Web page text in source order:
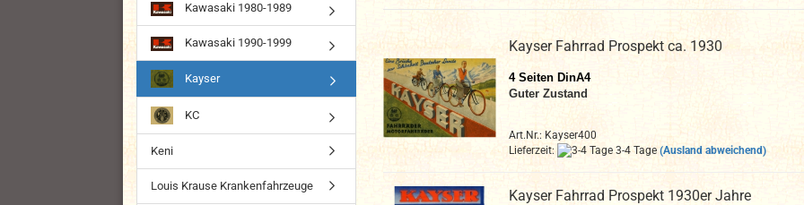
Kayser Fahrrad Prospekt ca. 1930
4 Seiten DinA4
Guter Zustand
Art.Nr.: Kayser400
Lieferzeit:
3-4 Tage (Ausland abweichend)
Kayser Fahrrad Prospekt 1930er Jahre
Kawasaki 1980-1989
Kawasaki 1990-1999
Kayser
KC
Keni
Louis Krause Krankenfahrzeuge